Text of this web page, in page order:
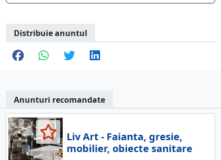
Distribuie anuntul
Anunturi recomandate
Liv Art - Faianta, gresie,
mobilier, obiecte sanitare